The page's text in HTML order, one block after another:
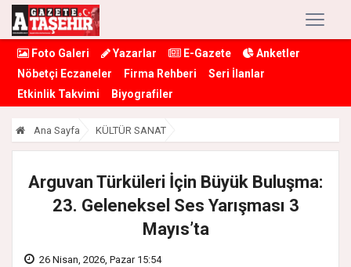
Foto Galeri Yazarlar E-Gazete
Anketler
Nöbetçi Eczaneler
Firma Rehberi
Seri İlanlar
Etkinlik Takvimi
Biyografiler
Ana Sayfa KÜLTÜR SANAT
Arguvan Türküleri İçin Büyük Buluşma:
23. Geleneksel Ses Yarışması 3
Mayıs’ta
26 Nisan, 2026, Pazar 15:54